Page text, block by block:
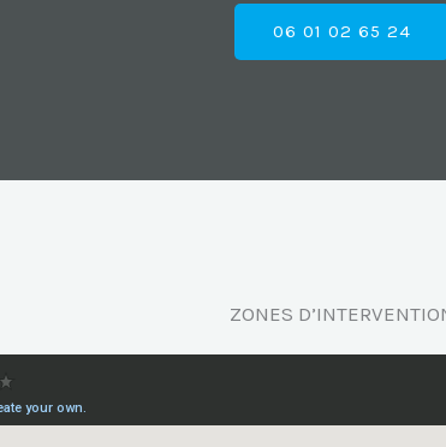
06 01 02 65 24
ZONES